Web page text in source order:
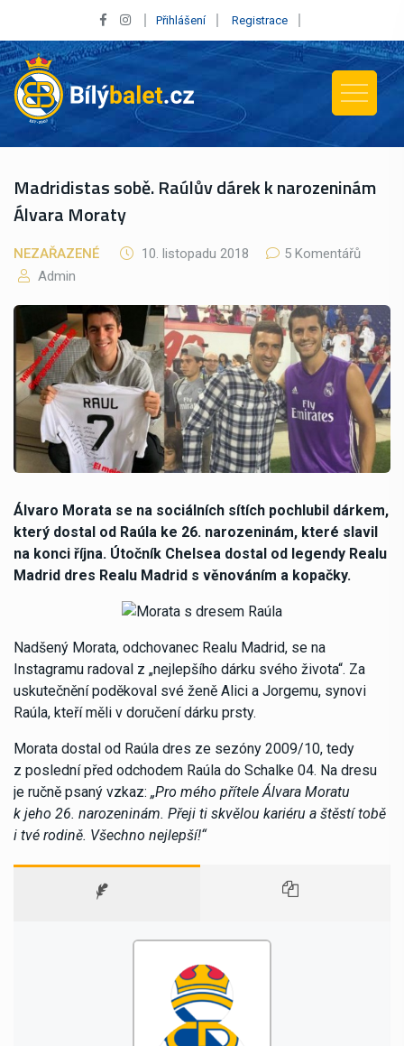
Přihlášení Registrace
Madridistas sobě. Raúlův dárek k narozeninám
Álvara Moraty
NEZAŘAZENÉ 10. listopadu 2018
5 Komentářů
Admin
Álvaro Morata se na sociálních sítích pochlubil dárkem,
který dostal od Raúla ke 26. narozeninám, které slavil
na konci října. Útočník Chelsea dostal od legendy Realu
Madrid dres Realu Madrid s věnováním a kopačky.
Nadšený Morata, odchovanec Realu Madrid, se na
Instagramu radoval z „nejlepšího dárku svého života“. Za
uskutečnění poděkoval své ženě Alici a Jorgemu, synovi
Raúla, kteří měli v doručení dárku prsty.
Morata dostal od Raúla dres ze sezóny 2009/10, tedy
z poslední před odchodem Raúla do Schalke 04. Na dresu
je ručně psaný vzkaz: „Pro mého přítele Álvara Moratu
k jeho 26. narozeninám. Přeji ti skvělou kariéru a štěstí tobě
i tvé rodině. Všechno nejlepší!“